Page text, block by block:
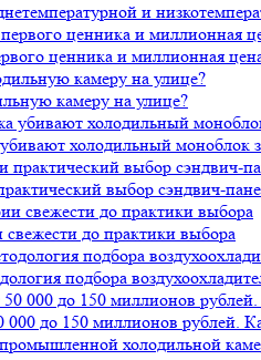
и
ценника и миллионная
камеру на улице?
холодильный моноблок
выбор сэндвич-
свежести до практики выбора
подбора
до 150 миллионов рублей.